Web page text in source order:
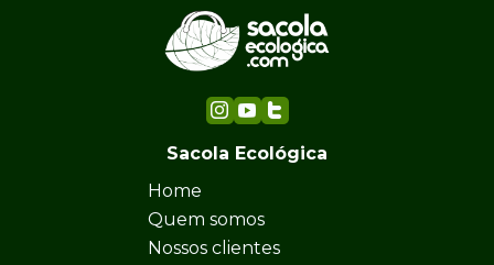
Sacola Ecológica
Home
Quem somos
Nossos clientes